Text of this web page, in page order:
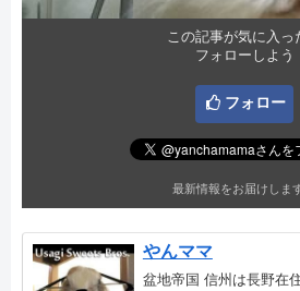
この記事が気に入っ
フォローしよう
フォロー
最新情報をお届けしま
やんママ
盆地帝国 信州は長野在